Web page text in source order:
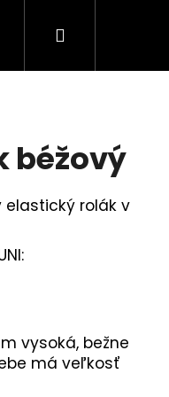
Nákupný
béžový
elastický rolák v
vysoká, bežne
má veľkosť